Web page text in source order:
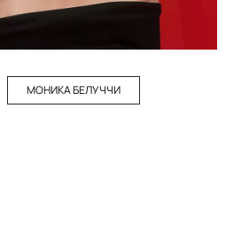
МОНИКА БЕЛУЧЧИ